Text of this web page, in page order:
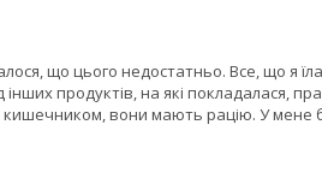
що цього недостатньо. Все, що я
інших продуктів, на які покладалася,
вони мають рацію. У мене